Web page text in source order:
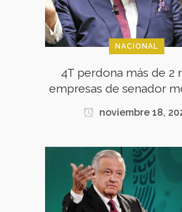
NACIONAL
4T perdona más de 2
empresas de senador
noviembre 18,